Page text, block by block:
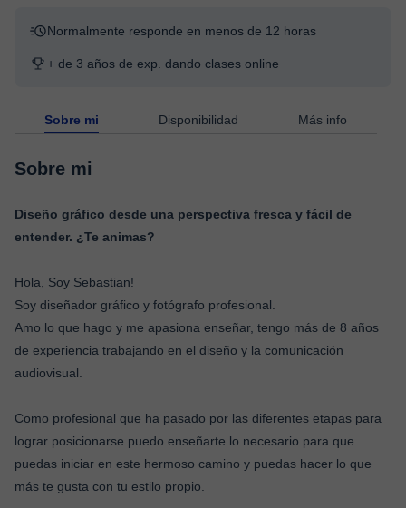
Normalmente responde en menos de 12 horas
+ de 3 años de exp. dando clases online
Sobre mi Disponibilidad Más info
Sobre mi
Diseño gráfico desde una perspectiva fresca y fácil de
entender. ¿Te animas?
Hola, Soy Sebastian!
Soy diseñador gráfico y fotógrafo profesional.
Amo lo que hago y me apasiona enseñar, tengo más de 8 años
de experiencia trabajando en el diseño y la comunicación
audiovisual.
Como profesional que ha pasado por las diferentes etapas para
lograr posicionarse puedo enseñarte lo necesario para que
puedas iniciar en este hermoso camino y puedas hacer lo que
más te gusta con tu estilo propio.